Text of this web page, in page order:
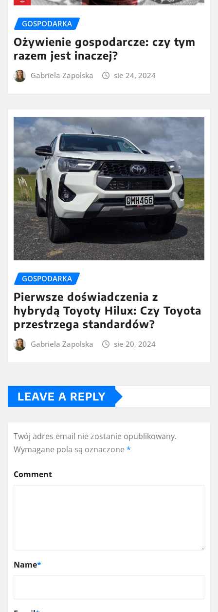
GOSPODARKA
Ożywienie gospodarcze: czy tym
razem jest inaczej?
Gabriela Zapolska sie 24, 2024
GOSPODARKA
Pierwsze doświadczenia z
hybrydą Toyoty Hilux: Czy Toyota
przestrzega standardów?
Gabriela Zapolska sie 20, 2024
LEAVE A REPLY
Twój adres email nie zostanie opublikowany.
Wymagane pola są oznaczone *
Comment
Name*